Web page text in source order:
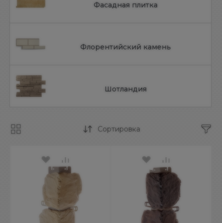
Фасадная плитка
Флорентийский камень
Шотландия
Сортировка